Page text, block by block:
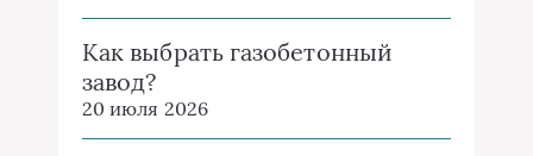
Как выбрать газобетонный
завод?
20 июля 2026